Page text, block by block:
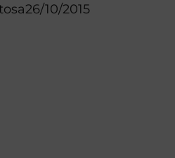
26/10/2015